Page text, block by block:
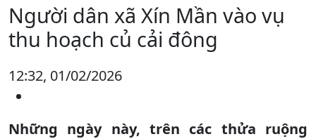
Người dân xã Xín Mần vào vụ
thu hoạch củ cải đông
12:32, 01/02/2026
Những ngày này, trên các thửa ruộng